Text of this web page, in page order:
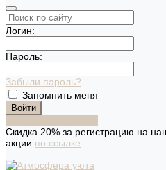
Логин:
Пароль:
Забыли пароль?
Запомнить меня
Скидка 20% за регистрацию на
акции по ссылке